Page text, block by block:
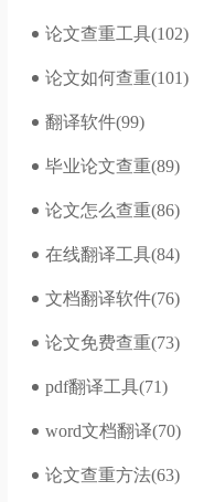
论文查重工具(102)
论文如何查重(101)
翻译软件(99)
毕业论文查重(89)
论文怎么查重(86)
在线翻译工具(84)
文档翻译软件(76)
论文免费查重(73)
pdf翻译工具(71)
word文档翻译(70)
论文查重方法(63)